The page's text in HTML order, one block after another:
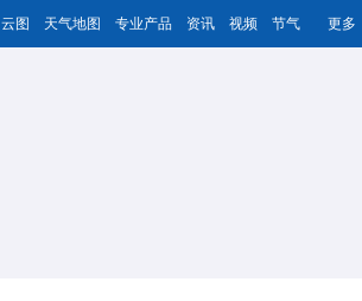
云图 天气地图 专业产品 资讯 视频 节气 更多